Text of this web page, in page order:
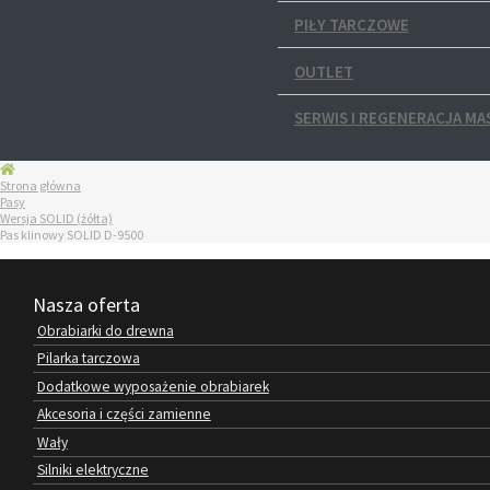
PIŁY TARCZOWE
OUTLET
SERWIS I REGENERACJA
Strona główna
Pasy
Wersja SOLID (żółta)
Pas klinowy SOLID D-9500
Nasza oferta
Obrabiarki do drewna
Pilarka tarczowa
Dodatkowe wyposażenie obrabiarek
Akcesoria i części zamienne
Wały
Silniki elektryczne